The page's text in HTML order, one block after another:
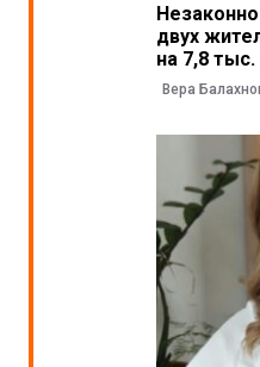
двух
на 7,8
Вера